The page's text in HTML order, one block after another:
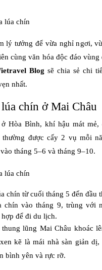
lý tưởng để vừa nghỉ ngơi,
cùng văn hóa độc đáo vùng
Blog sẽ chia sẻ chi
nhất.
chín ở Mai Châu
Hòa Bình, khí hậu mát mẻ,
được cấy 2 vụ mỗi
tháng 5–6 và tháng 9–10.
chín từ cuối tháng 5 đến đầu
chín vào tháng 9, trùng với
để đi du lịch.
lũng Mai Châu khoác
kẽ là mái nhà sàn giản dị,
bình yên và rực rỡ.